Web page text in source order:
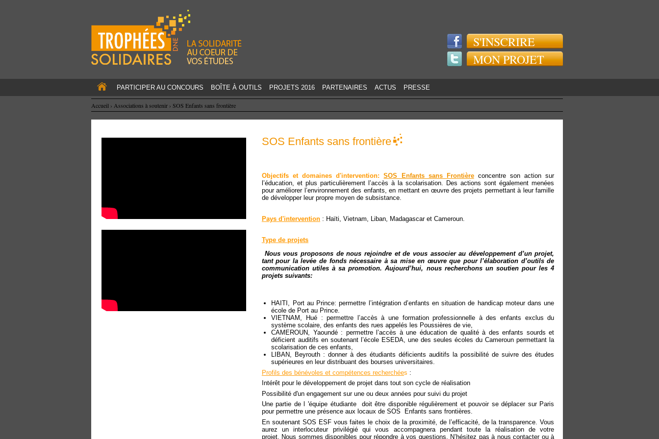
S'INSCRIRE
MON PROJET
PARTICIPER AU CONCOURS BOÎTE À OUTILS PROJETS 2016 PARTENAIRES ACTUS PRESSE
Accueil › Associations à soutenir › SOS Enfants sans frontière
SOS Enfants sans frontière
Objectifs et domaines d'intervention: SOS Enfants sans Frontièreconcentre son action sur
l’éducation, et plus particulièrement l’accès à la scolarisation. Des actions sont également menées
pour améliorer l’environnement des enfants, en mettant en œuvre des projets permettant à leur famille
de développer leur propre moyen de subsistance.
Pays d'intervention: Haïti, Vietnam, Liban, Madagascar et Cameroun.
Type de projets
Nous vous proposons de nous rejoindre et de vous associer au développement d’un projet,
tant pour la levée de fonds nécessaire à sa mise en œuvre que pour l’élaboration d’outils de
communication utiles à sa promotion. Aujourd’hui, nous recherchons un soutien pour les 4
projets suivants:
HAITI, Port au Prince: permettre l’intégration d’enfants en situation de handicap moteur dans une
école de Port au Prince.
VIETNAM, Hué : permettre l’accès à une formation professionnelle à des enfants exclus du
système scolaire, des enfants des rues appelés les Poussières de vie,
CAMEROUN, Yaoundé : permettre l’accès à une éducation de qualité à des enfants sourds et
déficient auditifs en soutenant l’école ESEDA, une des seules écoles du Cameroun permettant la
scolarisation de ces enfants,
LIBAN, Beyrouth : donner à des étudiants déficients auditifs la possibilité de suivre des études
supérieures en leur distribuant des bourses universitaires.
Profils des bénévoles et compétences recherchées :
Intérêt pour le développement de projet dans tout son cycle de réalisation
Possibilité d'un engagement sur une ou deux années pour suivi du projet
Une partie de l 'équipe étudiante doit être disponible régulièrement et pouvoir se déplacer sur Paris
pour permettre une présence aux locaux de SOS Enfants sans frontières.
En soutenant SOS ESF vous faites le choix de la proximité, de l’efficacité, de la transparence. Vous
aurez un interlocuteur privilégié qui vous accompagnera pendant toute la réalisation de votre
projet. Nous sommes disponibles pour répondre à vos questions. N’hésitez pas à nous contacter ou à